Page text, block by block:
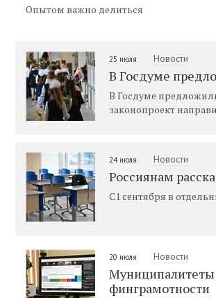
Опытом важно делиться
25 июля Новости
В Госдуме
В Госдуме
законопроект
24 июля Новости
Россиянам
С1 сентября в
20 июля Новости
Муниципалитеты
финграмотности